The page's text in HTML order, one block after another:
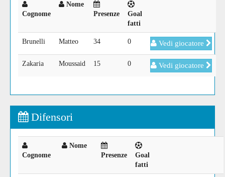
Cognome
Nome
Presenze
Goal
fatti
Brunelli Matteo 34 0 Vedi giocatore
Zakaria Moussaid 15 0 Vedi giocatore
Difensori
Cognome
Nome
Presenze
Goal
fatti